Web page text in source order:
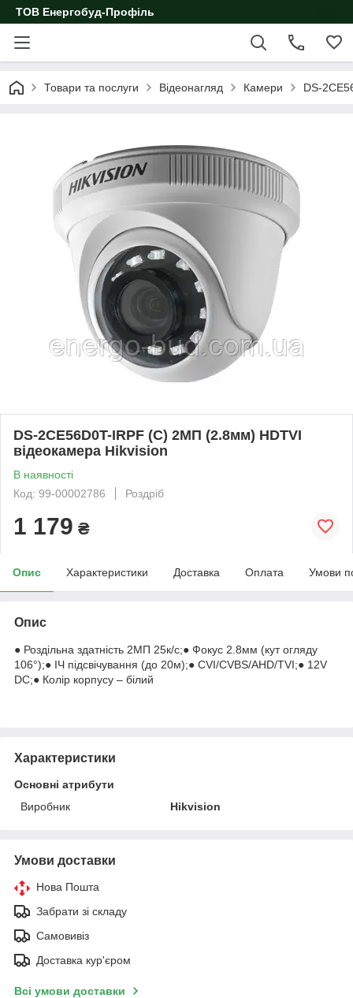
ТОВ Енергобуд-Профіль
Товари та послуги Відеонагляд Камери DS-
DS-2CE56D0T-IRPF (C) 2МП (2.8мм) HDTVI
відеокамера Hikvision
В наявності
Код: 99-00002786
Роздріб
1 179 ₴
Опис Характеристики Доставка Оплата Умови
Опис
● Роздільна здатність 2МП 25к/с;● Фокус 2.8мм (кут огляду
106°);● ІЧ підсвічування (до 20м);● CVI/CVBS/AHD/TVI;● 12V
DC;● Колір корпусу – білий
Характеристики
Основні атрибути
Виробник
Hikvision
Умови доставки
Нова Пошта
Забрати зі складу
Самовивіз
Доставка кур'єром
Всі умови доставки